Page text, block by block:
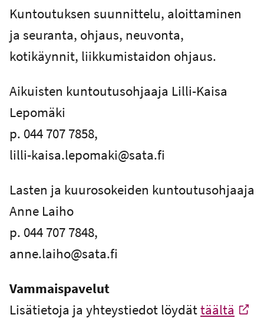
Kuntoutuksen suunnittelu, aloittaminen
ja seuranta, ohjaus, neuvonta,
kotikäynnit, liikkumistaidon ohjaus.
Aikuisten kuntoutusohjaaja Lilli-Kaisa
Lepomäki
p. 044 707 7858,
lilli-kaisa.lepomaki@sata.fi
Lasten ja kuurosokeiden kuntoutusohjaaja
Anne Laiho
p. 044 707 7848,
anne.laiho@sata.fi
Vammaispavelut
Lisätietoja ja yhteystiedot löydättäältä